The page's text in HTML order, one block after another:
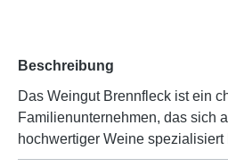
Beschreibung
Das Weingut Brennfleck ist ein
Familienunternehmen, das sich
hochwertiger Weine